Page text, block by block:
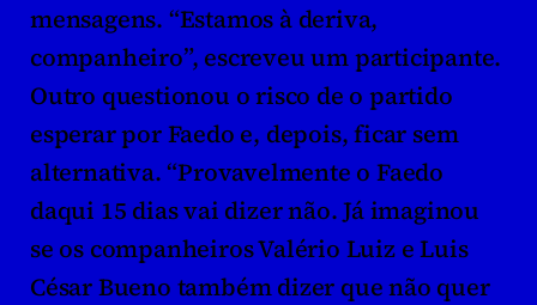
mensagens. “Estamos à deriva,
companheiro”, escreveu um participante.
Outro questionou o risco de o partido
esperar por Faedo e, depois, ficar sem
alternativa. “Provavelmente o Faedo
daqui 15 dias vai dizer não. Já imaginou
se os companheiros Valério Luiz e Luis
César Bueno também dizer que não quer